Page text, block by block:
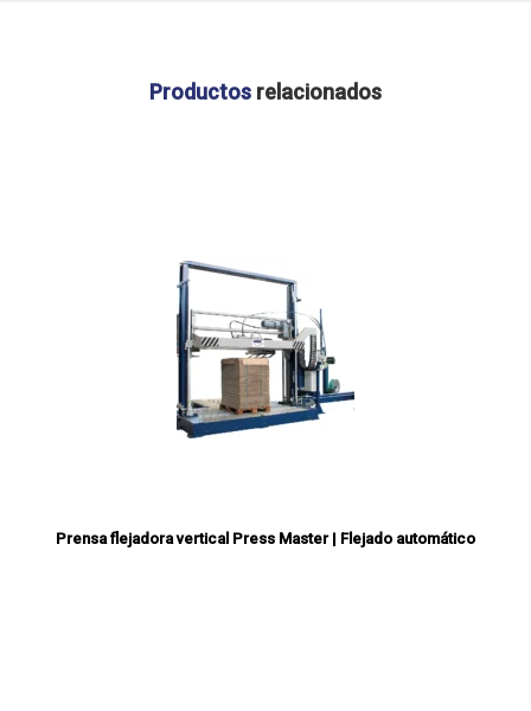
Productos relacionados
Prensa flejadora vertical Press Master | Flejado automático